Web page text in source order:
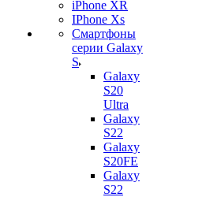
iPhone XR
IPhone Xs
Смартфоны
серии Galaxy
S
Galaxy
S20
Ultra
Galaxy
S22
Galaxy
S20FE
Galaxy
S22